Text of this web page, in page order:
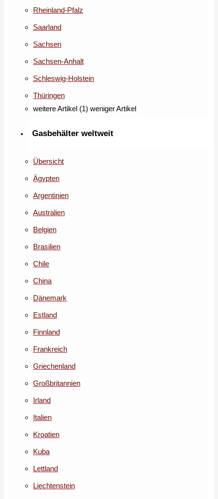
Rheinland-Pfalz
Saarland
Sachsen
Sachsen-Anhalt
Schleswig-Holstein
Thüringen
weitere Artikel (1) weniger Artikel
Gasbehälter weltweit
Übersicht
Ägypten
Argentinien
Australien
Belgien
Brasilien
Chile
China
Dänemark
Estland
Finnland
Frankreich
Griechenland
Großbritannien
Irland
Italien
Kroatien
Kuba
Lettland
Liechtenstein